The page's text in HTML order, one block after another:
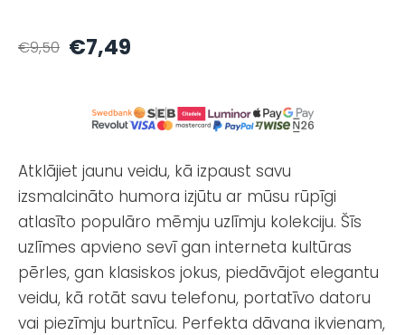
€9,50 €7,49
Atklājiet jaunu veidu, kā izpaust savu
izsmalcināto humora izjūtu ar mūsu rūpīgi
atlasīto populāro mēmju uzlīmju kolekciju. Šīs
uzlīmes apvieno sevī gan interneta kultūras
pērles, gan klasiskos jokus, piedāvājot elegantu
veidu, kā rotāt savu telefonu, portatīvo datoru
vai piezīmju burtnīcu. Perfekta dāvana ikvienam,